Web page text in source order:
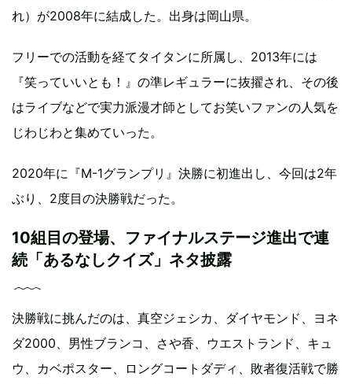
れ）が2008年に結成した。出身は岡山県。
フリーでの活動を経てタイタンに所属し、2013年には
『笑っていいとも！』の準レギュラーに抜擢され、その後
はライブなどで実力派漫才師としてお笑いファンの人気を
じわじわと集めていった。
2020年に『M-1グランプリ』決勝に初進出し、今回は2年
ぶり、2度目の決勝戦だった。
10組目の登場、ファイナルステージ進出で連
続「あるなしクイズ」ネタ披露
決勝戦に挑んだのは、真空ジェシカ、ダイヤモンド、ヨネ
ダ2000、男性ブランコ、さや香、ウエストランド、キュ
ウ、カベポスター、ロングコートダディ、敗者復活戦で勝